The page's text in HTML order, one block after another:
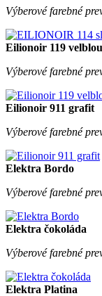
Výberové farebné
Eilionoir 119
Výberové farebné
Eilionoir 911 grafit
Výberové farebné
Elektra Bordo
Výberové farebné
Elektra čokoláda
Výberové farebné
Elektra Platina